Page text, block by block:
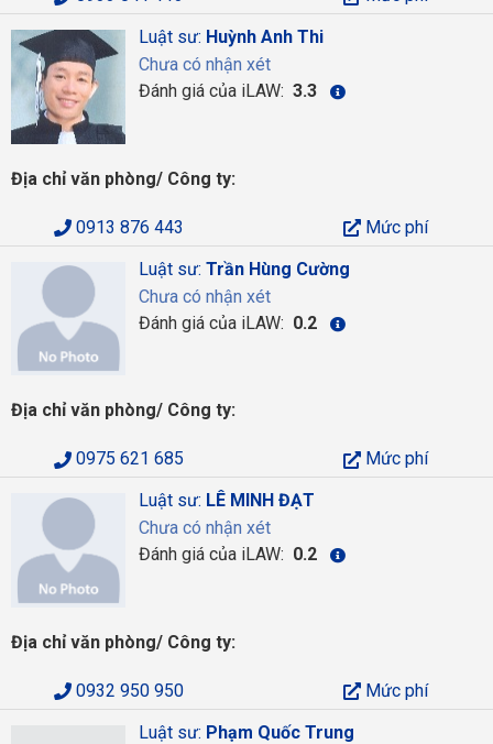
Luật sư: Huỳnh Anh Thi
Chưa có nhận xét
Đánh giá của iLAW: 3.3
Địa chỉ văn phòng/ Công ty:
0913 876 443
Mức phí
Luật sư: Trần Hùng Cường
Chưa có nhận xét
Đánh giá của iLAW: 0.2
Địa chỉ văn phòng/ Công ty:
0975 621 685
Mức phí
Luật sư: LÊ MINH ĐẠT
Chưa có nhận xét
Đánh giá của iLAW: 0.2
Địa chỉ văn phòng/ Công ty:
0932 950 950
Mức phí
Luật sư: Phạm Quốc Trung